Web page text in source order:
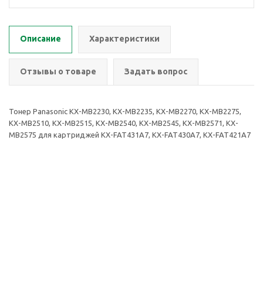
Описание Характеристики
Отзывы о товаре Задать вопрос
Тонер Panasonic KX-MB2230, KX-MB2235, KX-MB2270, KX-MB2275,
KX-MB2510, KX-MB2515, KX-MB2540, KX-MB2545, KX-MB2571, KX-
MB2575 для картриджей KX-FAT431A7, KX-FAT430A7, KX-FAT421A7